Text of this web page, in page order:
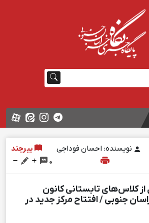
نویسنده: احسان فوداجی
بیرجند
0
کلاس‌های تابستانی کانون
جنوبی / افتتاح مرکز جدید در